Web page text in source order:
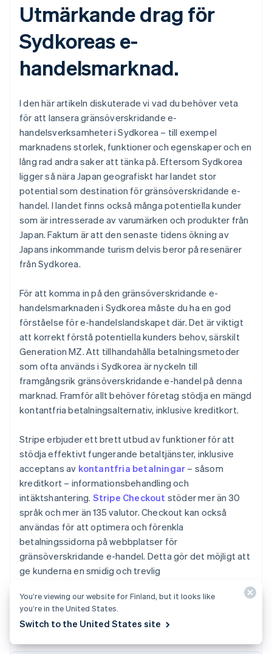
Utmärkande drag för
Sydkoreas e-
handelsmarknad.
I den här artikeln diskuterade vi vad du behöver veta
för att lansera gränsöverskridande e-
handelsverksamheter i Sydkorea – till exempel
marknadens storlek, funktioner och egenskaper och en
lång rad andra saker att tänka på. Eftersom Sydkorea
ligger så nära Japan geografiskt har landet stor
potential som destination för gränsöverskridande e-
handel. I landet finns också många potentiella kunder
som är intresserade av varumärken och produkter från
Japan. Faktum är att den senaste tidens ökning av
Japans inkommande turism delvis beror på resenärer
från Sydkorea.
För att komma in på den gränsöverskridande e-
handelsmarknaden i Sydkorea måste du ha en god
förståelse för e-handelslandskapet där. Det är viktigt
att korrekt förstå potentiella kunders behov, särskilt
Generation MZ. Att tillhandahålla betalningsmetoder
som ofta används i Sydkorea är nyckeln till
framgångsrik gränsöverskridande e-handel på denna
marknad. Framför allt behöver företag stödja en mängd
kontantfria betalningsalternativ, inklusive kreditkort.
Stripe erbjuder ett brett utbud av funktioner för att
stödja effektivt fungerande betaltjänster, inklusive
acceptans av kontantfria betalningar – såsom
kreditkort – informationsbehandling och
intäktshantering. Stripe Checkout stöder mer än 30
språk och mer än 135 valutor. Checkout kan också
användas för att optimera och förenkla
betalningssidorna på webbplatser för
gränsöverskridande e-handel. Detta gör det möjligt att
ge kunderna en smidig och trevlig
ökning av ett företags genomförandegrad av köp.
Australien
Belgien
You’re viewing our website for Finland, but it looks like
you’re in the United States.
Switch to the United States site